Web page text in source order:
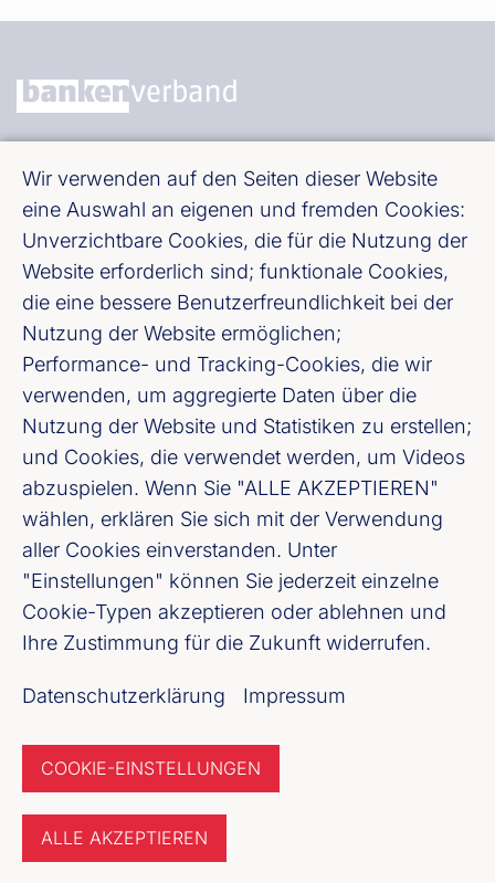
Wir verwenden auf den Seiten dieser Website
eine Auswahl an eigenen und fremden Cookies:
Unverzichtbare Cookies, die für die Nutzung der
Website erforderlich sind; funktionale Cookies,
die eine bessere Benutzerfreundlichkeit bei der
Nutzung der Website ermöglichen;
Performance- und Tracking-Cookies, die wir
verwenden, um aggregierte Daten über die
Nutzung der Website und Statistiken zu erstellen;
und Cookies, die verwendet werden, um Videos
abzuspielen. Wenn Sie "ALLE AKZEPTIEREN"
wählen, erklären Sie sich mit der Verwendung
aller Cookies einverstanden. Unter
"Einstellungen" können Sie jederzeit einzelne
Cookie-Typen akzeptieren oder ablehnen und
Ihre Zustimmung für die Zukunft widerrufen.
Datenschutzerklärung Impressum
COOKIE-EINSTELLUNGEN
ALLE AKZEPTIEREN
Bundesverband deutscher Banken e. V.
Burgstraße 28, 10178 Berlin
Fußzeile (Bankenverband)
Impressum
LinkedIn
Youtube
Cookie-Einstellungen
Datenschutz
Unser Newsletter Angebot
Jetzt anmelden